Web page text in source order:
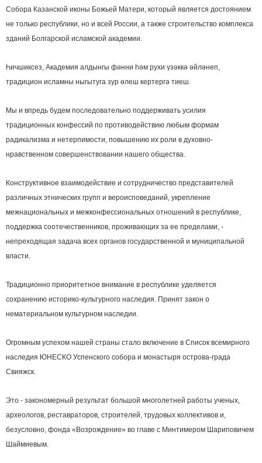
Собора Казанской иконы Божьей Матери, который является достоянием
не только республики, но и всей России, а также строительство комплекса
зданий Болгарской исламской академии.
Һичшиксез, Академия алдынгы фәнни һәм рухи үзәккә әйләнеп,
традицион исламны ныгытуга зур өлеш кертергә тиеш.
Мы и впредь будем последовательно поддерживать усилия
традиционных конфессий по противодействию любым формам
радикализма и нетерпимости, повышению их роли в духовно-
нравственном совершенствовании нашего общества.
Конструктивное взаимодействие и сотрудничество представителей
различных этнических групп и вероисповеданий, укрепление
межнациональных и межконфессиональных отношений в республике,
поддержка соотечественников, проживающих за ее пределами, -
непреходящая задача всех органов государственной и муниципальной
власти.
Традиционно приоритетное внимание в республике уделяется
сохранению историко-культурного наследия. Принят закон о
нематериальном культурном наследии.
Огромным успехом нашей страны стало включение в Список всемирного
наследия ЮНЕСКО Успенского собора и монастыря острова-града
Свияжск.
Это - закономерный результат большой многолетней работы ученых,
археологов, реставраторов, строителей, трудовых коллективов и,
безусловно, фонда «Возрождение» во главе с Минтимером Шариповичем
Шаймиевым.